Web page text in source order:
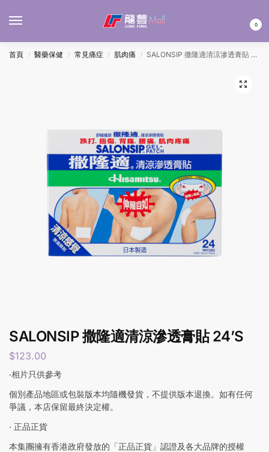
0
首頁 / 醫藥保健 / 常見痛症 / 肌肉痛 / SALONSIP 撒隆適清涼滲透膏貼 24’S
SALONSIP 撒隆適清涼滲透膏貼 24’S
$123.00
‧相片只供參考
個別產品地區或包裝版本均隨機發貨，不提供版本退換。如有任何
爭議，本店保留最終決定權。
‧ 正品正貨
本集團擁有香港政府發放的「正品正貨」認證及各大品牌的授權